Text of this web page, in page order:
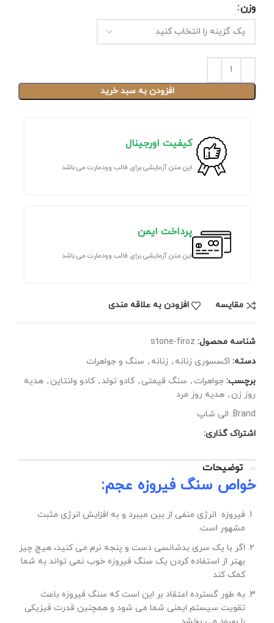
وزن
افزودن به سبد خرید
کیفیت اورجینال
این متن آزمایشی برای قالب وودمارت می باشد
پرداخت ایمن
این متن آزمایشی برای قالب وودمارت می باشد
مقايسه افزودن به علاقه مندی
شناسه محصول: stone-firoz
دسته: اکسسوری زنانه , زنانه , سنگ و جواهرات
برچسب: جواهرات , سنگ قیمتی , کادو تولد, کادو ولنتاین , هدیه
روز زن , هدیه روز مرد
Brand: الی شاپ
اشتراک گذاری:
توضیحات
خواص سنگ فیروزه عجم:
فیروزه انرژی منفی از بین میبرد و به افزایش انرژی مثبت
مشهور است.
اگر با یک سری بدشانسی دست و پنجه نرم می کنید، هیچ چیز
بهتر از استفاده کردن یک سنگ فیروزه خوب نمی تواند به شما
کمک کند .
به طور گسترده اعتقاد بر این است که سنگ فیروزه باعث
تقویت سیستم ایمنی شما می شود و همچنین قدرت فیزیکی